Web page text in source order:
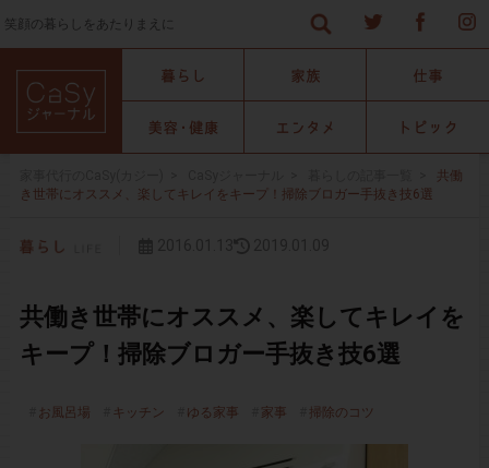
笑顔の暮らしをあたりまえに
共働
き世帯にオススメ、楽してキレイをキープ！掃除ブロガー手抜き技6選
共働き世帯にオススメ、楽してキレイを
キープ！掃除ブロガー手抜き技6選
お風呂場 キッチン ゆる家事 家事 掃除のコツ